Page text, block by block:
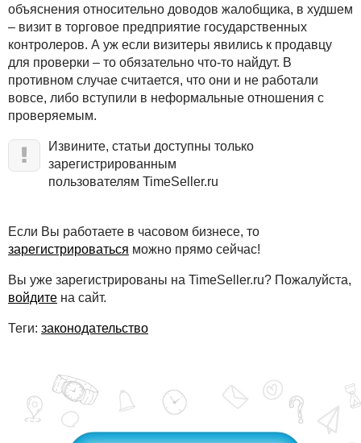
объяснения относительно доводов жалобщика, в худшем
– визит в торговое предприятие государственных
контролеров. А уж если визитеры явились к продавцу
для проверки – то обязательно что-то найдут. В
противном случае считается, что они и не работали
вовсе, либо вступили в неформальные отношения с
проверяемым.
Извините, статьи доступны только
зарегистрированным
пользователям TimeSeller.ru
Если Вы работаете в часовом бизнесе, то
зарегистрироваться можно прямо сейчас!
Вы уже зарегистрированы на TimeSeller.ru? Пожалуйста,
войдите на сайт.
Теги: законодательство